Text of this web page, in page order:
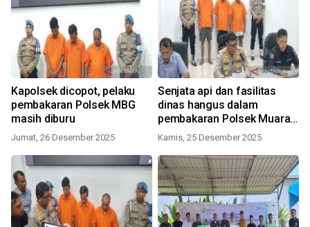
Kapolsek dicopot, pelaku
pembakaran Polsek MBG
masih diburu
Jumat, 26 Desember 2025
Senjata api dan fasilitas
dinas hangus dalam
pembakaran Polsek Muara
Batang Gadis
Kamis, 25 Desember 2025